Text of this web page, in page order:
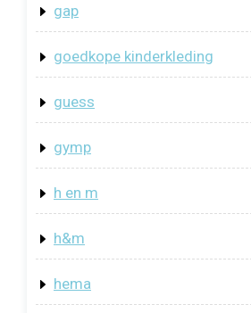
gap
goedkope kinderkleding
guess
gymp
h en m
h&m
hema